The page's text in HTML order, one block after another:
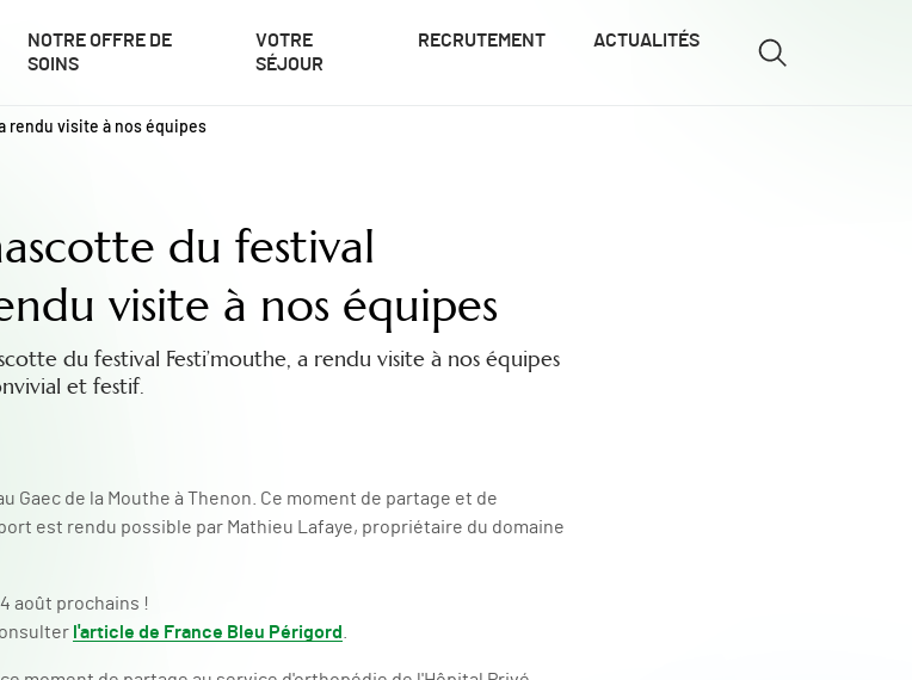
NOTRE OFFRE DE
SOINS
VOTRE
SÉJOUR
RECRUTEMENT ACTUALITÉS
rendu visite à nos équipes
du festival
visite à nos équipes
du festival Festi’mouthe, a rendu visite à nos équipes
et festif.
Gaec de la Mouthe à Thenon. Ce moment de partage et de
est rendu possible par Mathieu Lafaye, propriétaire du domaine
août prochains !
l'article de France Bleu Périgord